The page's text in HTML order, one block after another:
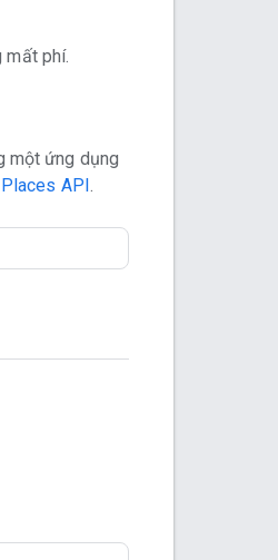
mất phí.
một ứng dụng
API.